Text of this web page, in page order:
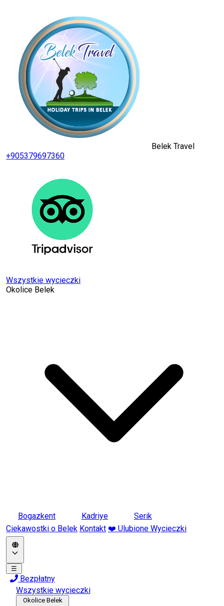
Belek Travel
+905379697360
Wszystkie wycieczki
Okolice Belek
Bogazkent Kadriye
Serik
Ciekawostki o Belek Kontakt ❤️ Ulubione Wycieczki
☰
Bezpłatny
Wszystkie wycieczki
Okolice Belek